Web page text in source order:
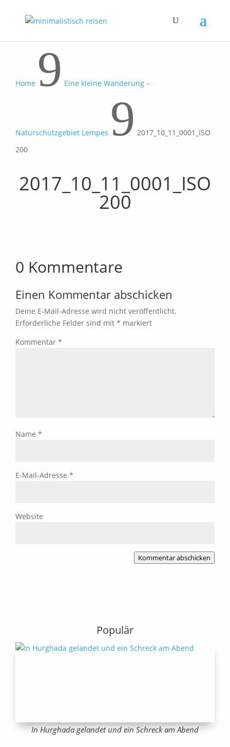
Home 9 Eine kleine Wanderung –
Naturschutzgebiet Lempes 9 2017_10_11_0001_ISO
200
2017_10_11_0001_ISO
200
0 Kommentare
Einen Kommentar abschicken
Deine E-Mail-Adresse wird nicht veröffentlicht.
Erforderliche Felder sind mit * markiert
Kommentar *
Name *
E-Mail-Adresse *
Website
Kommentar abschicken
Populär
In Hurghada gelandet und ein Schreck am Abend